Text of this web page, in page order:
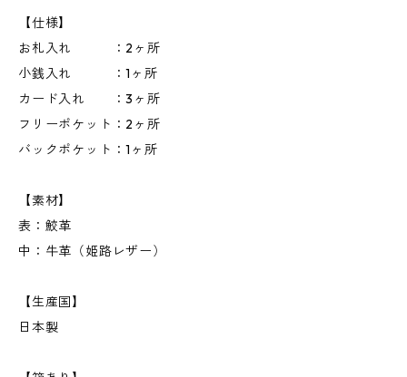
【仕様】
お札入れ ：2ヶ所
小銭入れ ：1ヶ所
カード入れ ：3ヶ所
フリーポケット：2ヶ所
バックポケット：1ヶ所
【素材】
表：鮫革
中：牛革（姫路レザー）
【生産国】
日本製